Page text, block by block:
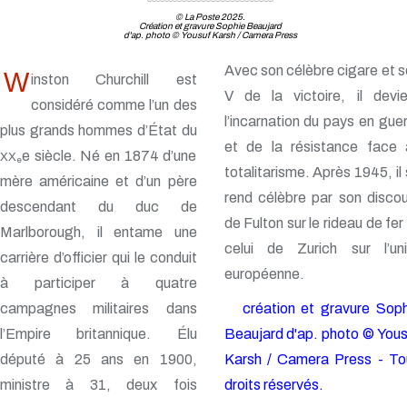
© La Poste 2025.
Création et gravure Sophie Beaujard
d'ap. photo © Yousuf Karsh / Camera Press
Winston Churchill est
considéré comme l’un des
plus grands hommes d’État du
XXee siècle. Né en 1874 d’une
mère américaine et d’un père
descendant du duc de
Marlborough, il entame une
carrière d’officier qui le conduit
à participer à quatre
campagnes militaires dans
l’Empire britannique. Élu
député à 25 ans en 1900,
ministre à 31, deux fois
Avec son célèbre cigare et
V de la victoire, il
l’incarnation du pays en
et de la résistance face
totalitarisme. Après 1945, il
rend célèbre par son
de Fulton sur le rideau de
celui de Zurich sur
européenne.
création et gravure
Beaujard d'ap. photo ©
Karsh / Camera Press -
droits réservés.